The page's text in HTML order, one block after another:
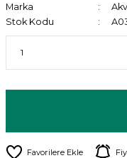
Marka
Stok Kodu